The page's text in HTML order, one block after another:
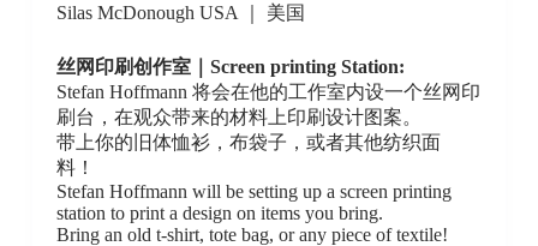
Silas McDonough USA ｜ 美国
丝网印刷创作室｜Screen printing Station:
Stefan Hoffmann 将会在他的工作室内设一个丝网印
刷台，在观众带来的材料上印刷设计图案。
带上你的旧体恤衫，布袋子，或者其他纺织面
料！
Stefan Hoffmann will be setting up a screen printing
station to print a design on items you bring.
Bring an old t-shirt, tote bag, or any piece of textile!